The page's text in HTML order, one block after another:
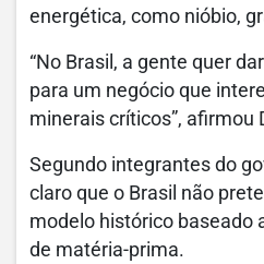
energética, como nióbio,
“No Brasil, a gente quer
para um negócio que
minerais críticos”, afirmou
Segundo integrantes do
claro que o Brasil não
modelo histórico baseado
de matéria-prima.